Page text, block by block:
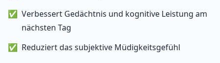
Verbessert Gedächtnis und kognitive Leistung am
nächsten Tag
Reduziert das subjektive Müdigkeitsgefühl